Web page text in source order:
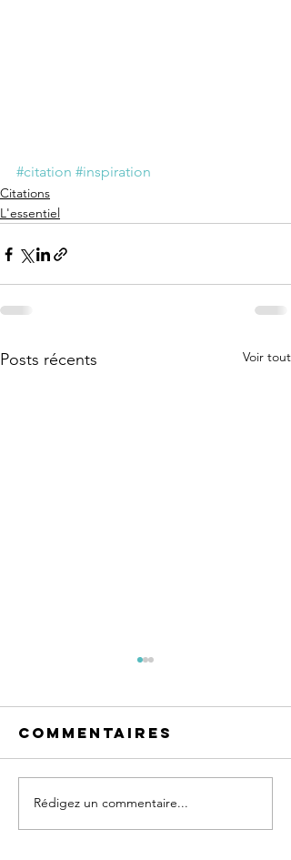
#citation #inspiration
Citations
L'essentiel
Posts récents Voir tout
Les causes
réelles de
Commentaires
Rédigez un commentaire...